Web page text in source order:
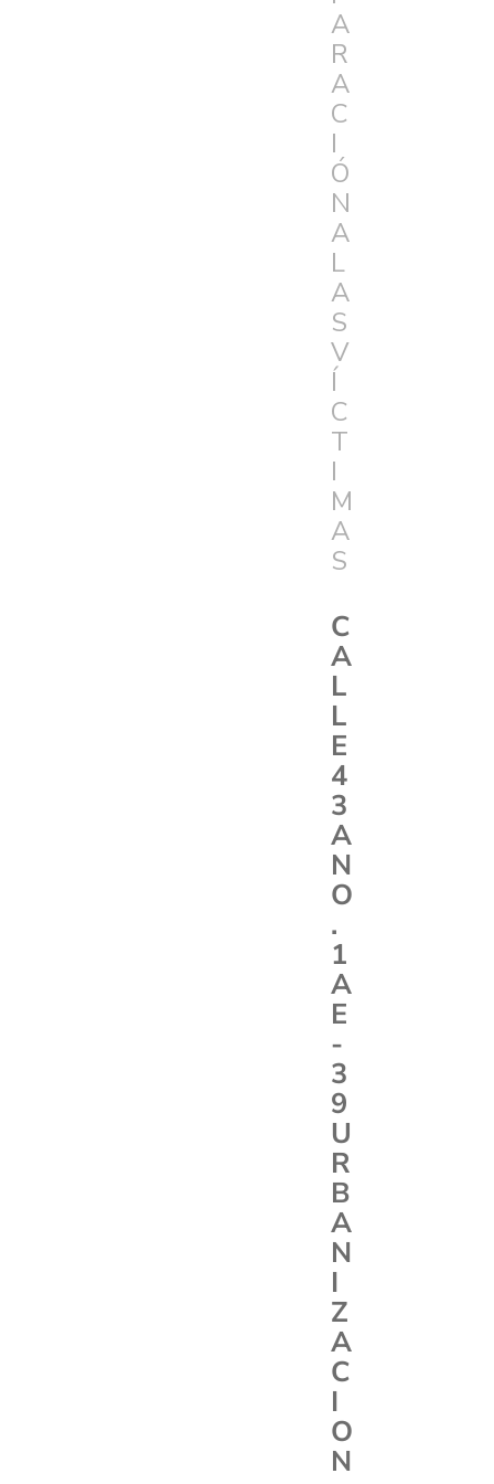
A
R
A
C
I
Ó
N
A
L
A
S
V
Í
C
T
I
M
A
S
C
A
L
L
E
4
3
A
N
O
.
1
A
E
-
3
9
U
R
B
A
N
I
Z
A
C
I
O
N